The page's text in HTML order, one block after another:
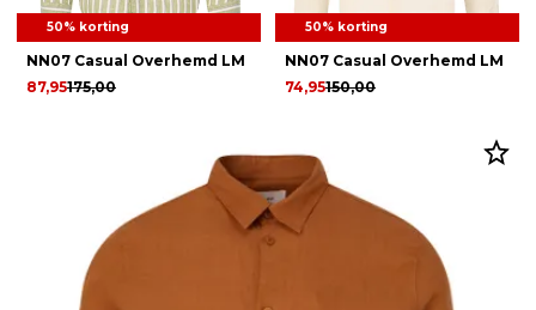
50% korting
NN07 Casual Overhemd LM
175,00
87,95
50% korting
NN07 Casual Overhemd LM
150,00
74,95